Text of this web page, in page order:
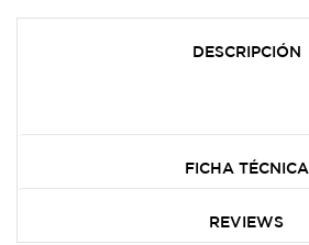
DESCRIPCIÓN
FICHA TÉCNICA
REVIEWS